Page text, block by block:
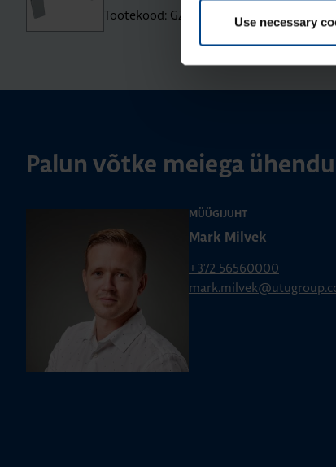
Use necessary
Tootekood: GZ110S
Palun võtke meiega
MÜÜGIJUHT
Mark Milvek
+372 56560000